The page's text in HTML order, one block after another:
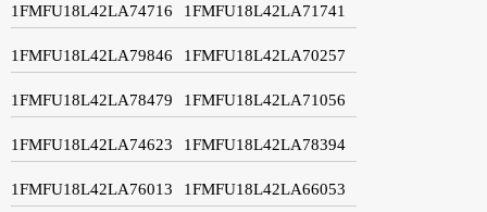
1FMFU18L42LA74716 1FMFU18L42LA71741
1FMFU18L42LA79846 1FMFU18L42LA70257
1FMFU18L42LA78479 1FMFU18L42LA71056
1FMFU18L42LA74623 1FMFU18L42LA78394
1FMFU18L42LA76013 1FMFU18L42LA66053